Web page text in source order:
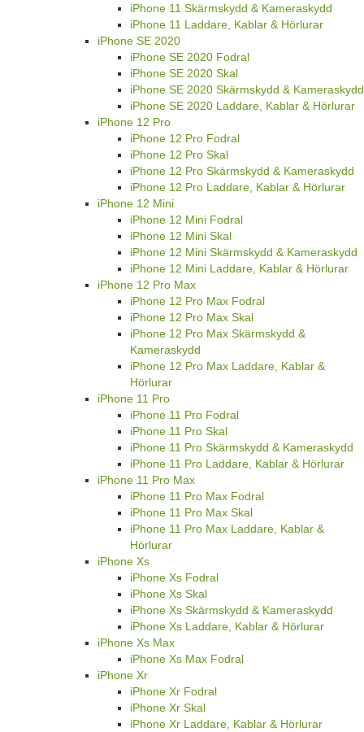
iPhone 11 Skärmskydd & Kameraskydd
iPhone 11 Laddare, Kablar & Hörlurar
iPhone SE 2020
iPhone SE 2020 Fodral
iPhone SE 2020 Skal
iPhone SE 2020 Skärmskydd & Kameraskydd
iPhone SE 2020 Laddare, Kablar & Hörlurar
iPhone 12 Pro
iPhone 12 Pro Fodral
iPhone 12 Pro Skal
iPhone 12 Pro Skärmskydd & Kameraskydd
iPhone 12 Pro Laddare, Kablar & Hörlurar
iPhone 12 Mini
iPhone 12 Mini Fodral
iPhone 12 Mini Skal
iPhone 12 Mini Skärmskydd & Kameraskydd
iPhone 12 Mini Laddare, Kablar & Hörlurar
iPhone 12 Pro Max
iPhone 12 Pro Max Fodral
iPhone 12 Pro Max Skal
iPhone 12 Pro Max Skärmskydd &
Kameraskydd
iPhone 12 Pro Max Laddare, Kablar &
Hörlurar
iPhone 11 Pro
iPhone 11 Pro Fodral
iPhone 11 Pro Skal
iPhone 11 Pro Skärmskydd & Kameraskydd
iPhone 11 Pro Laddare, Kablar & Hörlurar
iPhone 11 Pro Max
iPhone 11 Pro Max Fodral
iPhone 11 Pro Max Skal
iPhone 11 Pro Max Laddare, Kablar &
Hörlurar
iPhone Xs
iPhone Xs Fodral
iPhone Xs Skal
iPhone Xs Skärmskydd & Kameraskydd
iPhone Xs Laddare, Kablar & Hörlurar
iPhone Xs Max
iPhone Xs Max Fodral
iPhone Xr
iPhone Xr Fodral
iPhone Xr Skal
iPhone Xr Laddare, Kablar & Hörlurar